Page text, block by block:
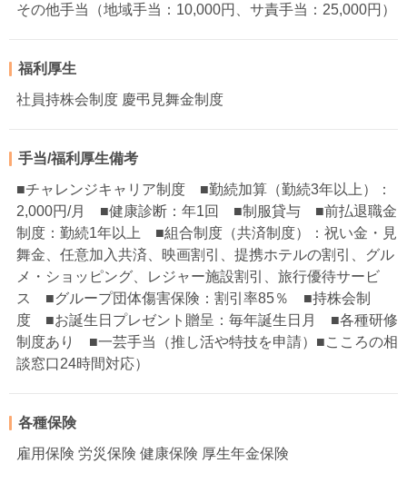
その他手当（地域手当：10,000円、サ責手当：25,000円）
福利厚生
社員持株会制度 慶弔見舞金制度
手当/福利厚生備考
■チャレンジキャリア制度 ■勤続加算（勤続3年以上）：
2,000円/月 ■健康診断：年1回 ■制服貸与 ■前払退職金
制度：勤続1年以上 ■組合制度（共済制度）：祝い金・見
舞金、任意加入共済、映画割引、提携ホテルの割引、グル
メ・ショッピング、レジャー施設割引、旅行優待サービ
ス ■グループ団体傷害保険：割引率85％ ■持株会制
度 ■お誕生日プレゼント贈呈：毎年誕生日月 ■各種研修
制度あり ■一芸手当（推し活や特技を申請）■こころの相
談窓口24時間対応）
各種保険
雇用保険 労災保険 健康保険 厚生年金保険